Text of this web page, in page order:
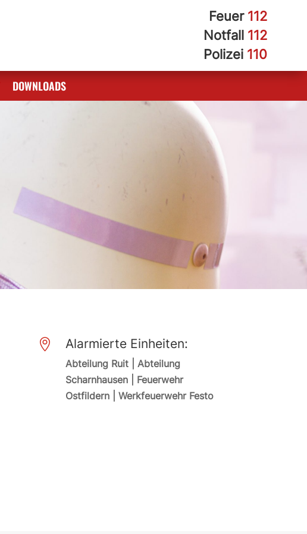
Feuer 112
Notfall 112
Polizei 110
DOWNLOADS
 Alarmierte Einheiten:
Abteilung Ruit | Abteilung
Scharnhausen | Feuerwehr
Ostfildern | Werkfeuerwehr Festo